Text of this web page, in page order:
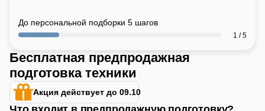
До персональной подборки 5 шагов
1 / 5
Бесплатная предпродажная
подготовка техники
Акция действует до 09.10